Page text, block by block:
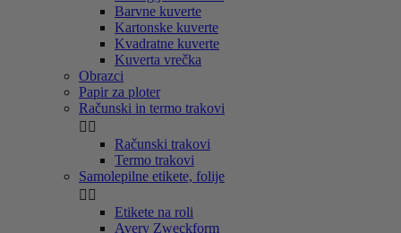
Barvne kuverte
Kartonske kuverte
Kvadratne kuverte
Kuverta vrečka
Obrazci
Papir za ploter
Računski in termo trakovi
 
Računski trakovi
Termo trakovi
Samolepilne etikete, folije
 
Etikete na roli
Avery Zweckform